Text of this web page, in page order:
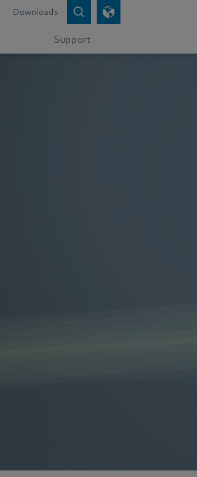
Downloads
Support